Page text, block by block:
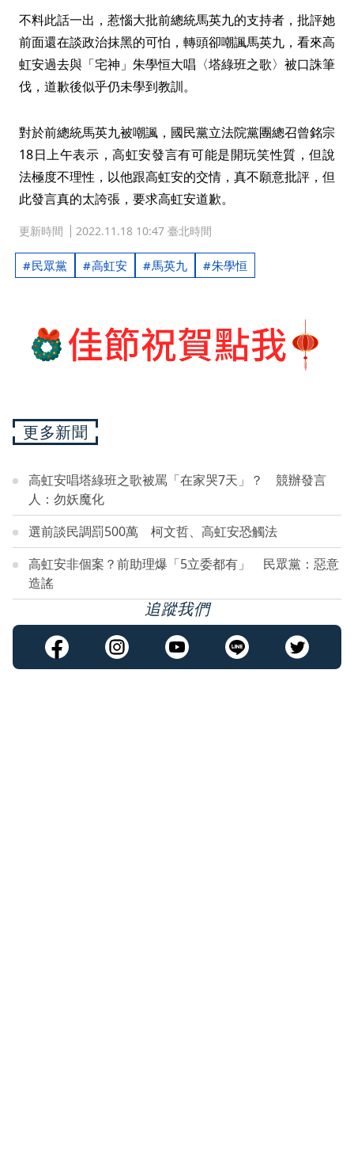
不料此話一出，惹惱大批前總統馬英九的支持者，批評她
前面還在談政治抹黑的可怕，轉頭卻嘲諷馬英九，看來高
虹安過去與「宅神」朱學恒大唱〈塔綠班之歌〉被口誅筆
伐，道歉後似乎仍未學到教訓。
對於前總統馬英九被嘲諷，國民黨立法院黨團總召曾銘宗
18日上午表示，高虹安發言有可能是開玩笑性質，但說
法極度不理性，以他跟高虹安的交情，真不願意批評，但
此發言真的太誇張，要求高虹安道歉。
更新時間 2022.11.18 10:47 臺北時間
民眾黨 高虹安 馬英九 朱學恒
更多新聞
高虹安唱塔綠班之歌被罵「在家哭7天」？ 競辦發言
人：勿妖魔化
選前談民調罰500萬 柯文哲、高虹安恐觸法
高虹安非個案？前助理爆「5立委都有」 民眾黨：惡意
造謠
追蹤我們